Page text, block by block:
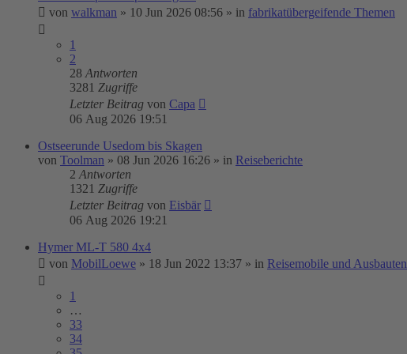
von walkman » 10 Jun 2026 08:56 » in fabrikatübergeifende Themen
1
2
28 Antworten
3281 Zugriffe
Letzter Beitrag von Capa
06 Aug 2026 19:51
Ostseerunde Usedom bis Skagen
von Toolman » 08 Jun 2026 16:26 » in Reiseberichte
2 Antworten
1321 Zugriffe
Letzter Beitrag von Eisbär
06 Aug 2026 19:21
Hymer ML-T 580 4x4
von MobilLoewe » 18 Jun 2022 13:37 » in Reisemobile und Ausbauten
1
…
33
34